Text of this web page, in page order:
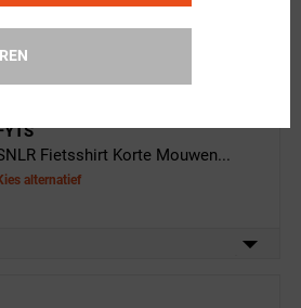
Fietsshirt Korte Mouwen...
alternatief